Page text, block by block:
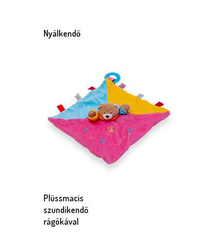
Nyálkendő
Plüssmacis
szundikendő
rágókával